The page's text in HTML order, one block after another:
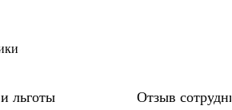
льготы
Отзыв